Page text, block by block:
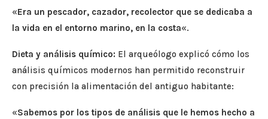
«Era un pescador, cazador, recolector que se dedicaba a
la vida en el entorno marino, en la costa«.
Dieta y análisis químico: El arqueólogo explicó cómo los
análisis químicos modernos han permitido reconstruir
con precisión la alimentación del antiguo habitante:
«Sabemos por los tipos de análisis que le hemos hecho a